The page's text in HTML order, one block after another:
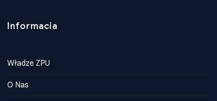
Informacia
Władze ZPU
O Nas